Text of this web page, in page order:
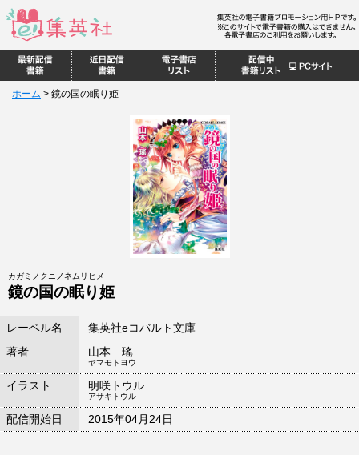
ホーム > 鏡の国の眠り姫
カガミノクニノネムリヒメ
鏡の国の眠り姫
レーベル名
集英社eコバルト文庫
著者
山本 瑤
ヤマモトヨウ
イラスト 明咲トウル
アサキトウル
配信開始日 2015年04月24日